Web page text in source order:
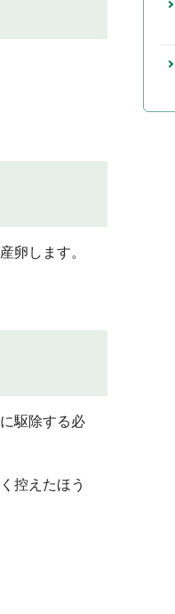
卵します。
駆除する必
控えたほう